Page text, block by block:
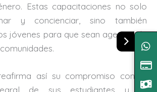
Estas capacitaciones no solo
y concienciar, sino también
jóvenes para que sean agentes de
así su compromiso con la
de sus estudiantes y su